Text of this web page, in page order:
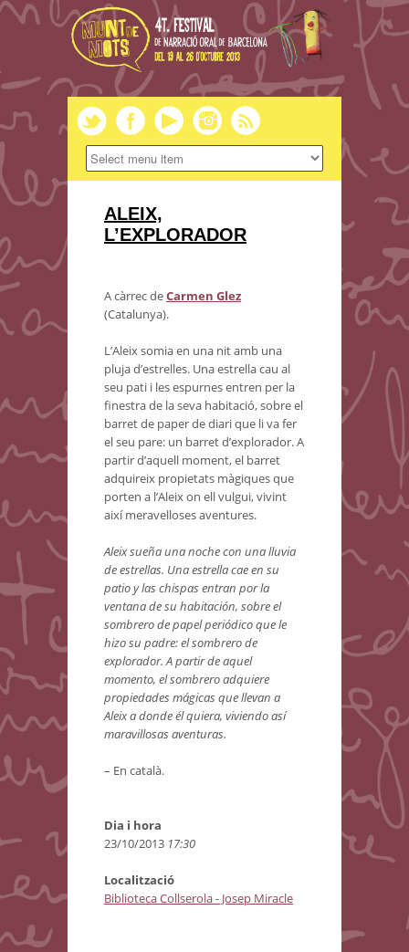
ALEIX,
L’EXPLORADOR
A càrrec deCarmen Glez
(Catalunya).
L’Aleix somia en una nit amb una
pluja d’estrelles. Una estrella cau al
seu pati i les espurnes entren per la
finestra de la seva habitació, sobre el
barret de paper de diari que li va fer
el seu pare: un barret d’explorador. A
partir d’aquell moment, el barret
adquireix propietats màgiques que
porten a l’Aleix on ell vulgui, vivint
així meravelloses aventures.
Aleix sueña una noche con una lluvia
de estrellas. Una estrella cae en su
patio y las chispas entran por la
ventana de su habitación, sobre el
sombrero de papel periódico que le
hizo su padre: el sombrero de
explorador. A partir de aquel
momento, el sombrero adquiere
propiedades mágicas que llevan a
Aleix a donde él quiera, viviendo así
maravillosas aventuras.
– En català.
Dia i hora
23/10/2013 17:30
Localització
Biblioteca Collserola - Josep Miracle